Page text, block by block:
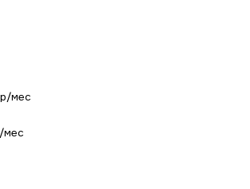
мес
мес